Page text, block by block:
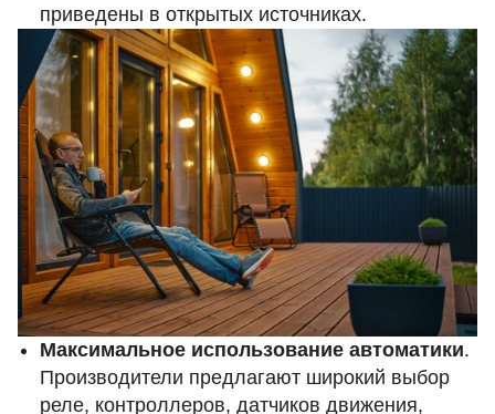
приведены в открытых источниках.
Максимальное использование автоматики.
Производители предлагают широкий выбор
реле, контроллеров, датчиков движения,